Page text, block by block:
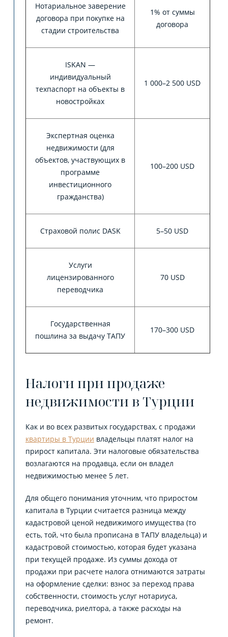
Нотариальное заверение
договора при покупке на
стадии строительства
1% от суммы
договора
ISKAN —
индивидуальный
техпаспорт на объекты в
новостройках
1 000–2 500 USD
Экспертная оценка
недвижимости (для
объектов, участвующих в
программе
инвестиционного
гражданства)
100–200 USD
Страховой полис DASK 5–50 USD
Услуги
лицензированного
переводчика
70 USD
Государственная
пошлина за выдачу ТАПУ
170–300 USD
Налоги при продаже
недвижимости в Турции
Как и во всех развитых государствах, с продажи
квартиры в Турции владельцы платят налог на
прирост капитала. Эти налоговые обязательства
возлагаются на продавца, если он владел
недвижимостью менее 5 лет.
Для общего понимания уточним, что приростом
капитала в Турции считается разница между
кадастровой ценой недвижимого имущества (то
есть, той, что была прописана в ТАПУ владельца) и
кадастровой стоимостью, которая будет указана
при текущей продаже. Из суммы дохода от
продажи при расчете налога отнимаются затраты
на оформление сделки: взнос за переход права
собственности, стоимость услуг нотариуса,
переводчика, риелтора, а также расходы на
ремонт.